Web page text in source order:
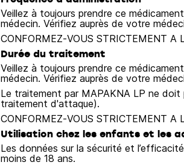
Veillez à toujours prendre ce
médecin. Vérifiez auprès de votre
CONFORMEZ‑VOUS STRICTEMENT A
Durée du traitement
Veillez à toujours prendre ce
médecin. Vérifiez auprès de votre
Le traitement par MAPAKNA LP ne
traitement d'attaque).
CONFORMEZ‑VOUS STRICTEMENT A
Utilisation chez les enfants et les
Les données sur la sécurité et
moins de 18 ans.